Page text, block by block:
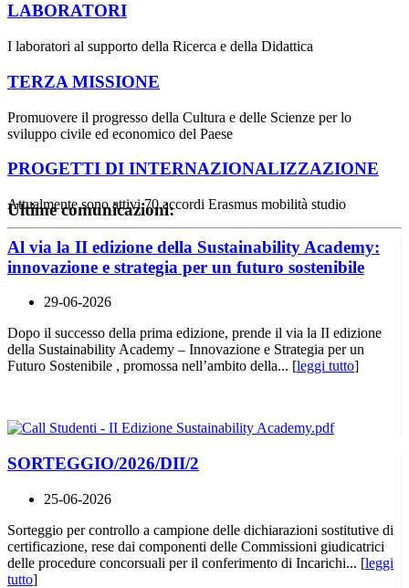
LABORATORI
I laboratori al supporto della Ricerca e della Didattica
TERZA MISSIONE
Promuovere il progresso della Cultura e delle Scienze per lo
sviluppo civile ed economico del Paese
PROGETTI DI INTERNAZIONALIZZAZIONE
Attualmente sono attivi 70 accordi Erasmus mobilità studio
Ultime comunicazioni:
Al via la II edizione della Sustainability Academy:
innovazione e strategia per un futuro sostenibile
29-06-2026
Dopo il successo della prima edizione, prende il via la II edizione
della Sustainability Academy – Innovazione e Strategia per un
Futuro Sostenibile , promossa nell’ambito della... [leggi tutto]
SORTEGGIO/2026/DII/2
25-06-2026
Sorteggio per controllo a campione delle dichiarazioni sostitutive di
certificazione, rese dai componenti delle Commissioni giudicatrici
delle procedure concorsuali per il conferimento di Incarichi... [leggi
tutto]